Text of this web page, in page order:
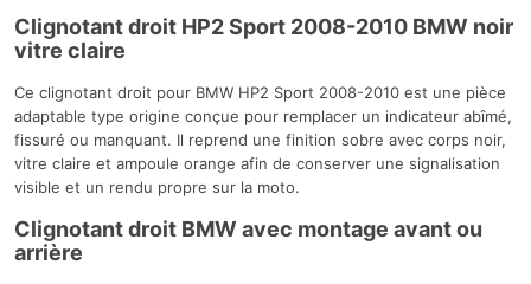
Clignotant droit HP2 Sport 2008-2010 BMW noir
vitre claire
Ce clignotant droit pour BMW HP2 Sport 2008-2010 est une pièce
adaptable type origine conçue pour remplacer un indicateur abîmé,
fissuré ou manquant. Il reprend une finition sobre avec corps noir,
vitre claire et ampoule orange afin de conserver une signalisation
visible et un rendu propre sur la moto.
Clignotant droit BMW avec montage avant ou
arrière